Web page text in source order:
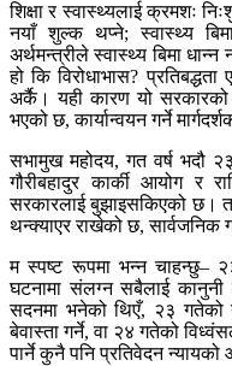
शिक्षा र स्वास्थ्यलाई क्रमशः
नयाँ शुल्क थप्ने; स्वास्थ्य
अर्थमन्त्रीले स्वास्थ्य बिमा
हो कि विरोधाभास?
अर्कै। यही कारण यो
भएको छ, कार्यान्वयन गर्ने
सभामुख महोदय, गत वर्ष भदौ
गौरीबहादुर कार्की आयोग र
सरकारलाई बुझाइसकिएको छ।
थन्क्याएर राखेको छ, सार्वजनिक
म स्पष्ट रूपमा भन्न चाहन्छु–
घटनामा संलग्न सबैलाई कानुनी
सदनमा भनेको थिएँ, २३ गतेको
बेवास्ता गर्ने, वा २४ गतेको
पार्ने कुनै पनि प्रतिवेदन